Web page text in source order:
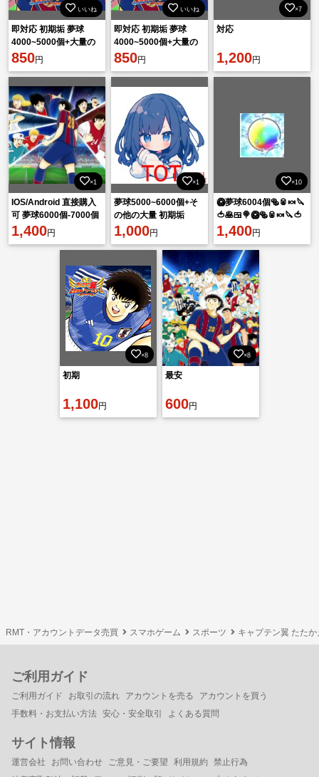
いいね
即対応 初期垢 夢球
4000~5000個+大量の
リソース！
850円
いいね
即対応 初期垢 夢球
4000~5000個+大量の
リソース！
850円
×7
対応
1,200円
×1
IOS/Android 直接購入
可 夢球6000個-7000個
+大量の資源を持つ 初
期垢
1,400円
×1
夢球5000~6000個+そ
の他の大量 初期垢
1,000円
×10
🥝夢球6004個🥯🥫🍬🔪
🍅🥞🍱🍭🥝🥯🥫🍬🔪🍅
🥞🍱🍭🥝🥯🥫
1,400円
×8
初期
1,100円
×8
最安
600円
RMT・アカウントデータ売買 スマホゲーム スポーツ キャプテン翼 たた
ご利用ガイド
ご利用ガイド お取引の流れ アカウントを売る
アカウントを買う
手数料・お支払い方法 安心・安全取引 よくある質問
サイト情報
運営会社 お問い合わせ ご意見・ご要望 利用規約
禁止行為